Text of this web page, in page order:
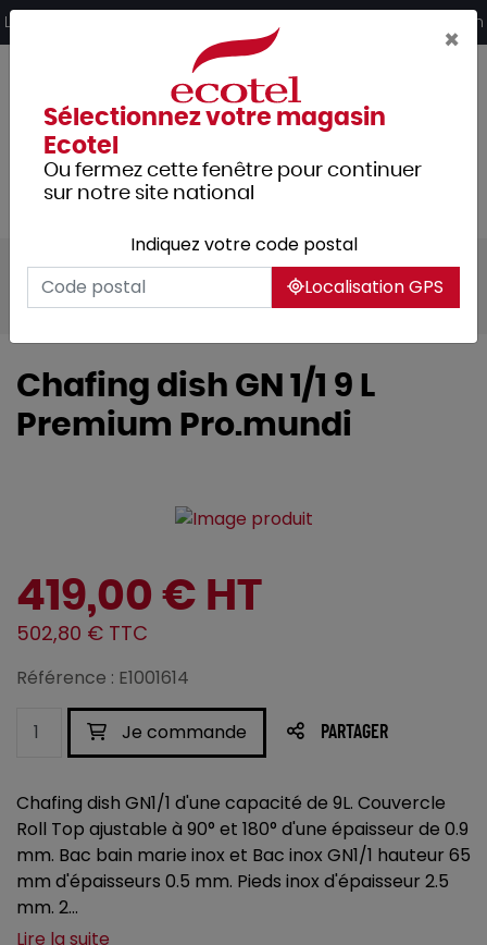
Livraison offerte dès 249€ HT d’achat et retrait 2h en magasin
Tous les produits Hôtellerie
Chafing-dish et plaques réfrigérantes
Chafing dish GN 1/1 9 L
Premium Pro.mundi
419,00 € HT
502,80 € TTC
Référence : E1001614
Je commande PARTAGER
Chafing dish GN1/1 d'une capacité de 9L. Couvercle
Roll Top ajustable à 90° et 180° d'une épaisseur de 0.9
mm. Bac bain marie inox et Bac inox GN1/1 hauteur 65
mm d'épaisseurs 0.5 mm. Pieds inox d'épaisseur 2.5
mm. 2...
Lire la suite
×
Sélectionnez votre magasin
Ecotel
Ou fermez cette fenêtre pour continuer
sur notre site national
Indiquez votre code postal
Localisation GPS
Panneau de gestion des cookies